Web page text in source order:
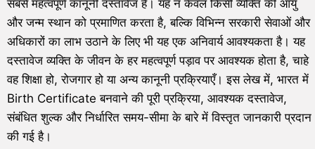
सबसे महत्वपूर्ण कानूनी दस्तावेज है। यह न केवल किसी व्यक्ति की आयु
और जन्म स्थान को प्रमाणित करता है, बल्कि विभिन्न सरकारी सेवाओं और
अधिकारों का लाभ उठाने के लिए भी यह एक अनिवार्य आवश्यकता है। यह
दस्तावेज व्यक्ति के जीवन के हर महत्वपूर्ण पड़ाव पर आवश्यक होता है, चाहे
वह शिक्षा हो, रोजगार हो या अन्य कानूनी प्रक्रियाएँ। इस लेख में, भारत में
Birth Certificate बनवाने की पूरी प्रक्रिया, आवश्यक दस्तावेज,
संबंधित शुल्क और निर्धारित समय-सीमा के बारे में विस्तृत जानकारी प्रदान
की गई है।